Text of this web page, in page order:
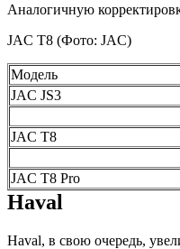
Аналогичную
JAC T8 (Фото: JAC)
Модель
JAC JS3
JAC T8
JAC T8 Pro
Haval
Haval, в свою очередь,